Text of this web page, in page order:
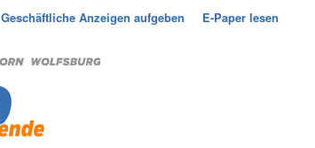
Geschäftliche Anzeigen aufgeben E-Paper lesen